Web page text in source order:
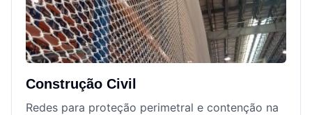
Construção Civil
Redes para proteção perimetral e contenção na